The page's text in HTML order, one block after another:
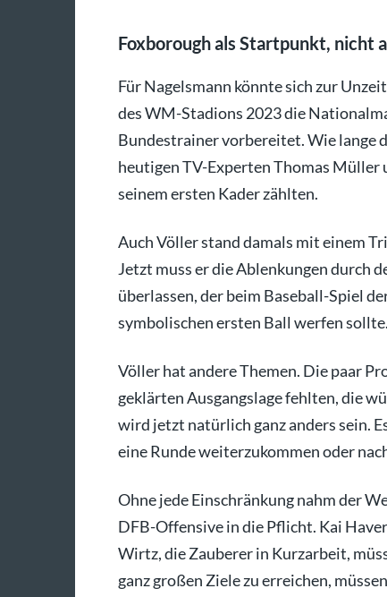
Foxborough als Startpunkt, nicht
Für Nagelsmann könnte sich zur
des WM-Stadions 2023 die
Bundestrainer vorbereitet. Wie lange
heutigen TV-Experten Thomas Müller
seinem ersten Kader zählten.
Auch Völler stand damals mit einem
Jetzt muss er die Ablenkungen durch
überlassen, der beim Baseball-Spiel
symbolischen ersten Ball werfen sollte.
Völler hat andere Themen. Die paar
geklärten Ausgangslage fehlten, die
wird jetzt natürlich ganz anders sein.
eine Runde weiterzukommen oder
Ohne jede Einschränkung nahm der
DFB-Offensive in die Pflicht. Kai
Wirtz, die Zauberer in Kurzarbeit,
ganz großen Ziele zu erreichen,